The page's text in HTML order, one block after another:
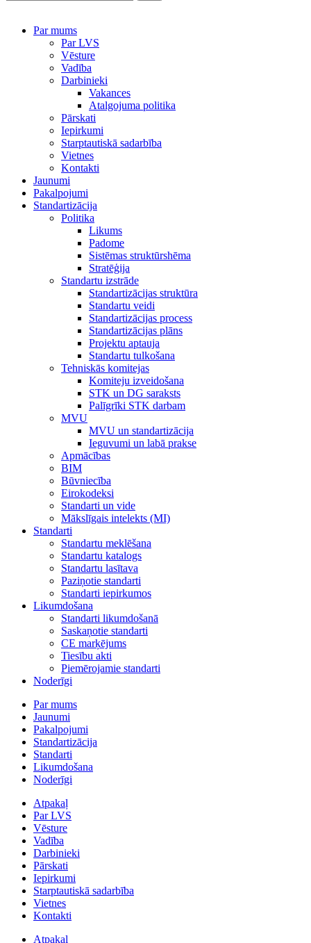
Par mums
Par LVS
Vēsture
Vadība
Darbinieki
Vakances
Atalgojuma politika
Pārskati
Iepirkumi
Starptautiskā sadarbība
Vietnes
Kontakti
Jaunumi
Pakalpojumi
Standartizācija
Politika
Likums
Padome
Sistēmas struktūrshēma
Stratēģija
Standartu izstrāde
Standartizācijas struktūra
Standartu veidi
Standartizācijas process
Standartizācijas plāns
Projektu aptauja
Standartu tulkošana
Tehniskās komitejas
Komiteju izveidošana
STK un DG saraksts
Palīgrīki STK darbam
MVU
MVU un standartizācija
Ieguvumi un labā prakse
Apmācības
BIM
Būvniecība
Eirokodeksi
Standarti un vide
Mākslīgais intelekts (MI)
Standarti
Standartu meklēšana
Standartu katalogs
Standartu lasītava
Paziņotie standarti
Standarti iepirkumos
Likumdošana
Standarti likumdošanā
Saskaņotie standarti
CE marķējums
Tiesību akti
Piemērojamie standarti
Noderīgi
Par mums
Jaunumi
Pakalpojumi
Standartizācija
Standarti
Likumdošana
Noderīgi
Atpakaļ
Par LVS
Vēsture
Vadība
Darbinieki
Pārskati
Iepirkumi
Starptautiskā sadarbība
Vietnes
Kontakti
Atpakaļ